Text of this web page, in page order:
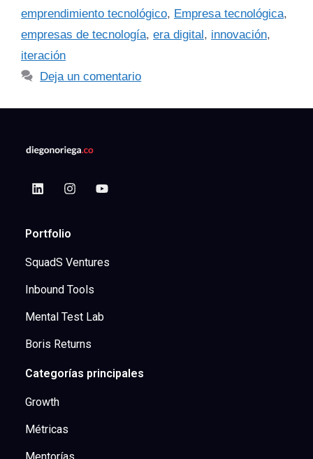
emprendimiento tecnológico, Empresa tecnológica,
empresas de tecnología, era digital, innovación,
iteración
Deja un comentario
Portfolio
SquadS Ventures
Inbound Tools
Mental Test Lab
Boris Returns
Categorías principales
Growth
Métricas